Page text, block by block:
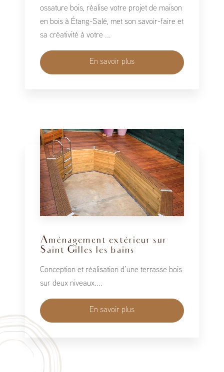
ossature bois, réalise votre projet de maison
en bois à Étang-Salé, met son savoir-faire et
sa créativité à votre ...
En savoir plus
Aménagement extérieur sur
Saint Gilles les bains
Conception et réalisation d’une terrasse bois
sur deux niveaux....
En savoir plus